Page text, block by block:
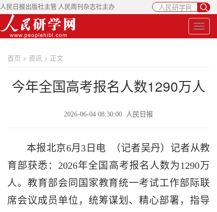
人民日报出版社主管 人民周刊杂志社主办
首页 > 资讯 > 正文
今年全国高考报名人数1290万人
2026-06-04 08:30:00 人民日报
本报北京6月3日电 （记者吴丹）记者从教
育部获悉：2026年全国高考报名人数为1290万
人。教育部会同国家教育统一考试工作部际联
席会议成员单位，统筹谋划、精心部署，指导